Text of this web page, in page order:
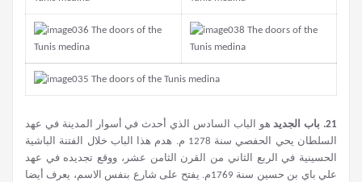
21. باب الجديدهو الباب السادس الذي أحدث في أسوار المدينة في عهد
السلطان يحي الحفصي سنة 1278 م. هدم هذا الباب خلال الفتنة الباشية
الحسينية في الربع الثاني من القرن الثامن عشر، ووقع تجديده في عهد
علي باي بن حسين سنة 1769م. يفتح على شارع بنفس الاسم، يعرف أيضا